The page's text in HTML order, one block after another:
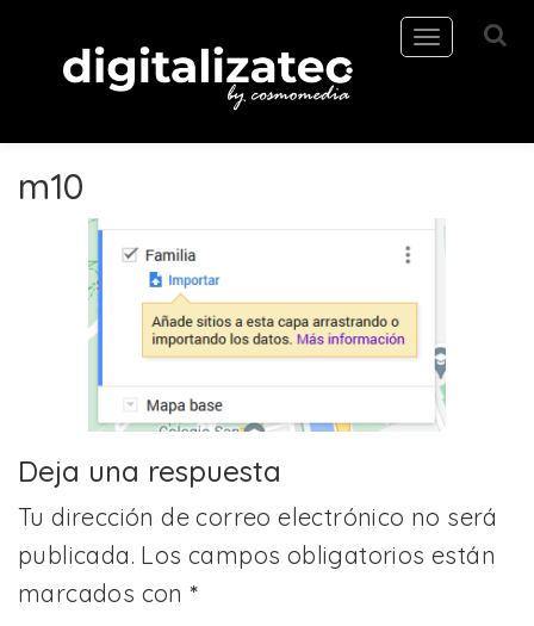
Toggle
navigation
m10
Deja una respuesta
Tu dirección de correo electrónico no será
publicada. Los campos obligatorios están
marcados con*